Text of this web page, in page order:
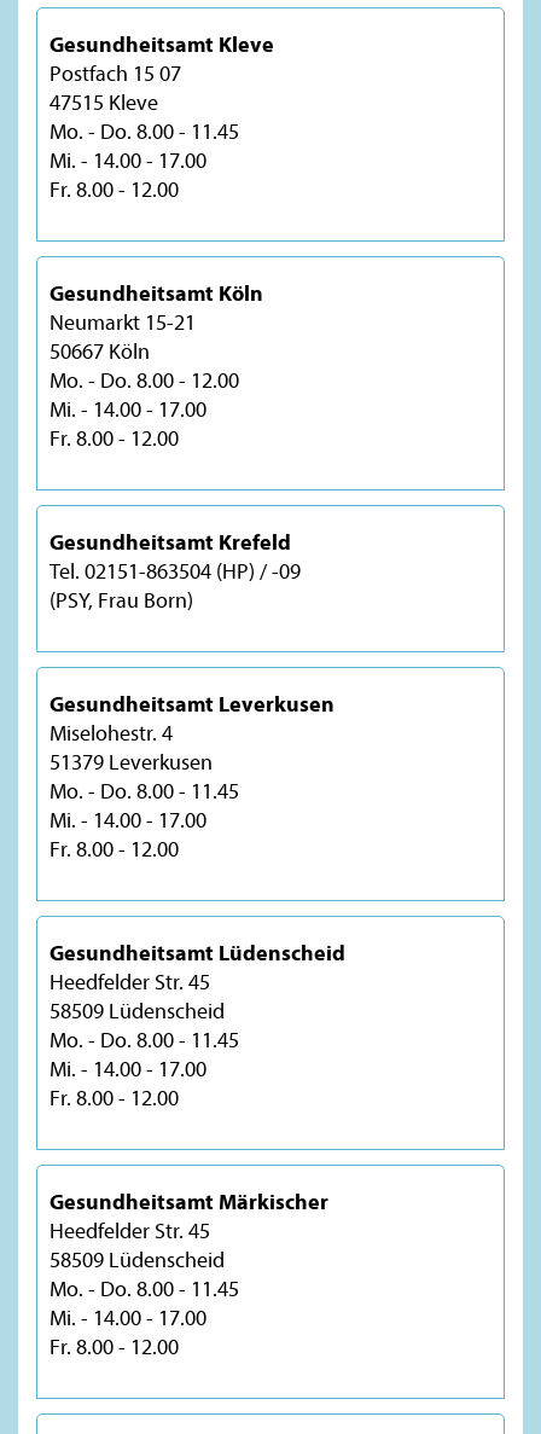
Gesundheitsamt Kleve
Postfach 15 07
47515 Kleve
Mo. - Do. 8.00 - 11.45
Mi. - 14.00 - 17.00
Fr. 8.00 - 12.00
Gesundheitsamt Köln
Neumarkt 15-21
50667 Köln
Mo. - Do. 8.00 - 12.00
Mi. - 14.00 - 17.00
Fr. 8.00 - 12.00
Gesundheitsamt Krefeld
Tel. 02151-863504 (HP) / -09
(PSY, Frau Born)
Gesundheitsamt Leverkusen
Miselohestr. 4
51379 Leverkusen
Mo. - Do. 8.00 - 11.45
Mi. - 14.00 - 17.00
Fr. 8.00 - 12.00
Gesundheitsamt Lüdenscheid
Heedfelder Str. 45
58509 Lüdenscheid
Mo. - Do. 8.00 - 11.45
Mi. - 14.00 - 17.00
Fr. 8.00 - 12.00
Gesundheitsamt Märkischer
Heedfelder Str. 45
58509 Lüdenscheid
Mo. - Do. 8.00 - 11.45
Mi. - 14.00 - 17.00
Fr. 8.00 - 12.00